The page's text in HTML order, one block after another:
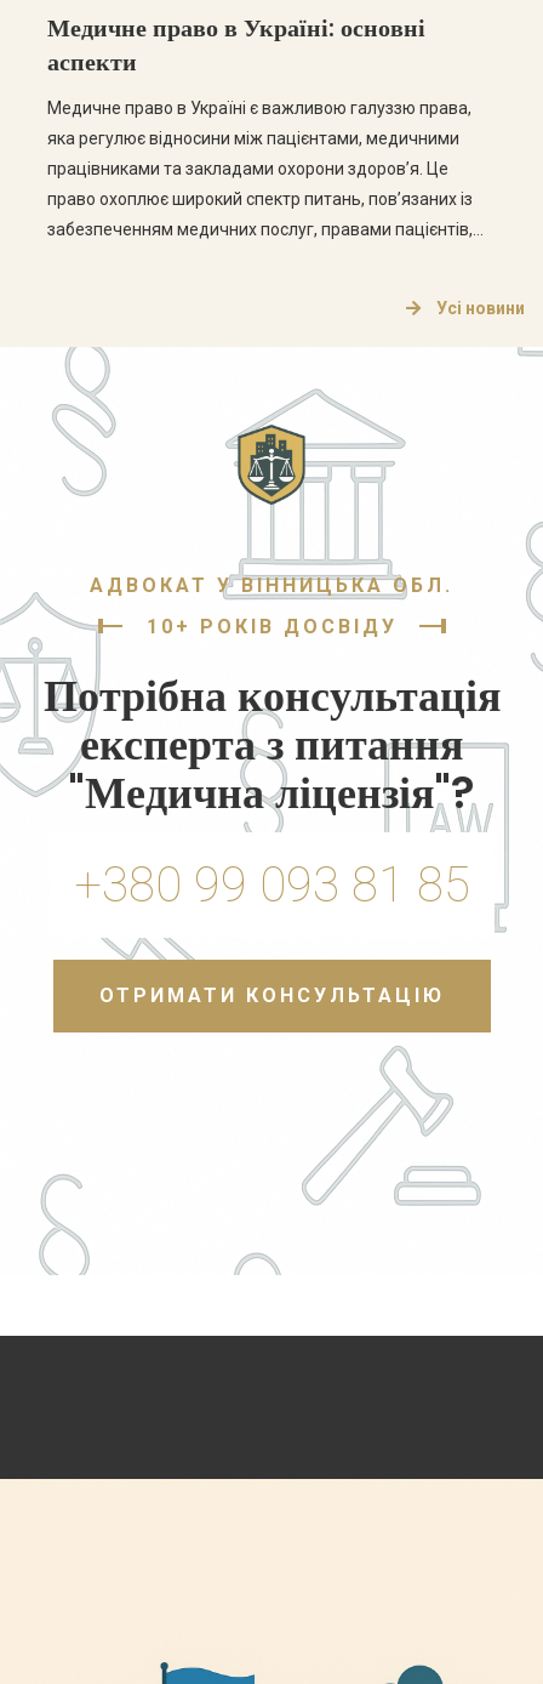
Медичне право в Україні: основні
аспекти
Медичне право в Україні є важливою галуззю права,
яка регулює відносини між пацієнтами, медичними
працівниками та закладами охорони здоров’я. Це
право охоплює широкий спектр питань, пов’язаних із
забезпеченням медичних послуг, правами пацієнтів,
права Медичне право в Україні складається з кількох
ключових аспектів, які варто розглянути […]
Усі новини
АДВОКАТ У ВІННИЦЬКА ОБЛ.
10+ РОКІВ ДОСВІДУ
Потрібна консультація
експерта з питання
"Медична ліцензія"?
+380 99 093 81 85
ОТРИМАТИ КОНСУЛЬТАЦІЮ